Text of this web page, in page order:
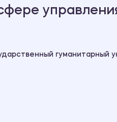
гуманитарный